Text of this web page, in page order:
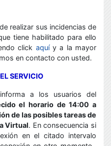
realizar sus incidencias de
tiene habilitado para ello
click aquí y a la mayor
en contacto con usted.
SERVICIO
a los usuarios del
el horario de 14:00 a
de las posibles tareas de
Virtual. En consecuencia si
en el citado intervalo